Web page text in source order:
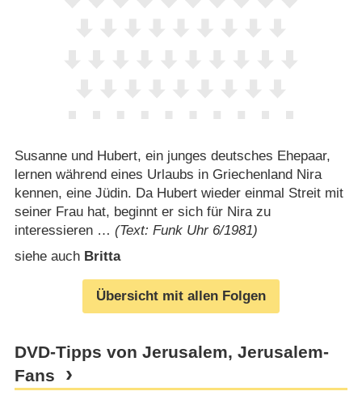
Susanne und Hubert, ein junges deutsches Ehepaar,
lernen während eines Urlaubs in Griechenland Nira
kennen, eine Jüdin. Da Hubert wieder einmal Streit mit
seiner Frau hat, beginnt er sich für Nira zu
interessieren … (Text: Funk Uhr 6/1981)
siehe auch Britta
Übersicht mit allen Folgen
DVD-Tipps von Jerusalem, Jerusalem-
Fans